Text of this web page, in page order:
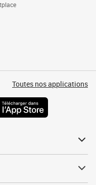
Toutes nos applications